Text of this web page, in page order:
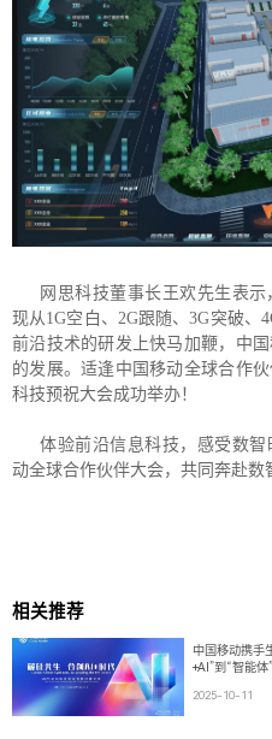
网思科技董事长王欢先生表
现从1G空白、2G跟随、3G突破、
前沿技术的研发上快马加鞭，中
的发展。适逢中国移动全球合作
科技预祝大会成功举办！
体验前沿信息科技，感受数
动全球合作伙伴大会，共同奔赴数
相关推荐
中国移动携手
+AI”到“智能
2025-10-11